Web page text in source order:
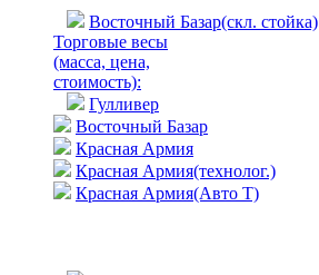
Восточный Базар(скл. стойка)
Торговые весы
(масса, цена,
стоимость):
Гулливер
Восточный Базар
Красная Армия
Красная Армия(технолог.)
Красная Армия(Авто Т)